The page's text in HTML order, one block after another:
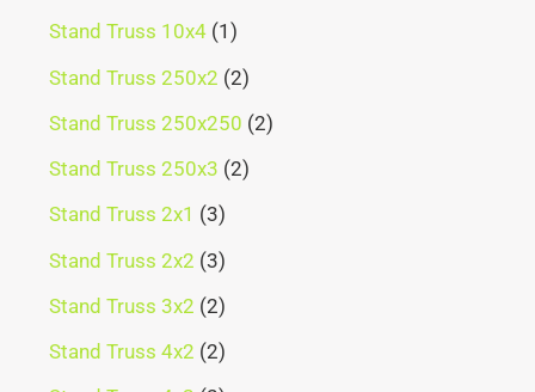
Stand Truss 10x4 1
Stand Truss 250x2 2
Stand Truss 250x250 2
Stand Truss 250x3 2
Stand Truss 2x1
3
Stand Truss 2x2 3
Stand Truss 3x2 2
Stand Truss 4x2 2